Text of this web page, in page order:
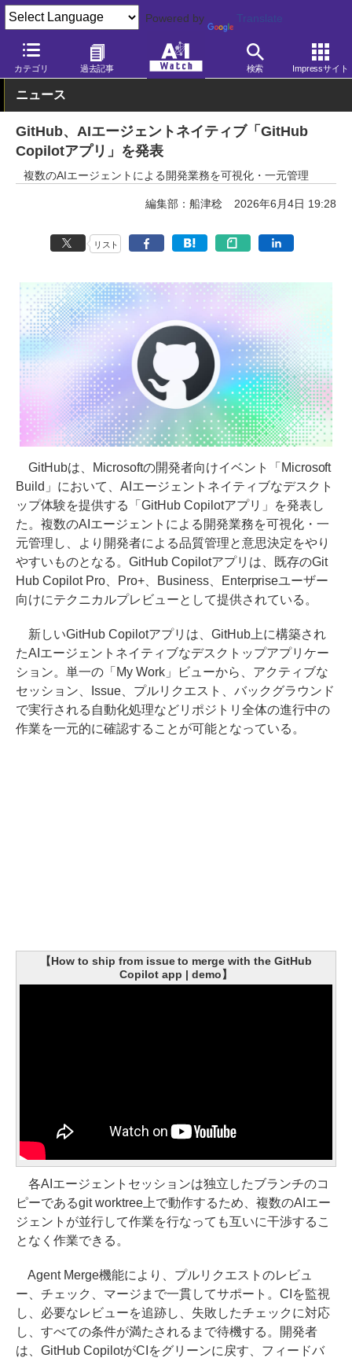
Powered by Translate
カテゴリ 過去記事 検索 Impressサイト
AI Watch AI活用 ビジネス・業務
ニュース
GitHub、AIエージェントネイティブ「GitHub
Copilotアプリ」を発表
複数のAIエージェントによる開発業務を可視化・一元管理
編集部：船津稔 2026年6月4日 19:28
リスト
GitHubは、Microsoftの開発者向けイベント「Microsoft
Build」において、AIエージェントネイティブなデスクト
ップ体験を提供する「GitHub Copilotアプリ」を発表し
た。複数のAIエージェントによる開発業務を可視化・一
元管理し、より開発者による品質管理と意思決定をやり
やすいものとなる。GitHub Copilotアプリは、既存のGit
Hub Copilot Pro、Pro+、Business、Enterpriseユーザー
向けにテクニカルプレビューとして提供されている。
新しいGitHub Copilotアプリは、GitHub上に構築され
たAIエージェントネイティブなデスクトップアプリケー
ション。単一の「My Work」ビューから、アクティブな
セッション、Issue、プルリクエスト、バックグラウンド
で実行される自動化処理などリポジトリ全体の進行中の
作業を一元的に確認することが可能となっている。
【How to ship from issue to merge with the GitHub
Copilot app | demo】
各AIエージェントセッションは独立したブランチのコ
ピーであるgit worktree上で動作するため、複数のAIエー
ジェントが並行して作業を行なっても互いに干渉するこ
となく作業できる。
Agent Merge機能により、プルリクエストのレビュ
ー、チェック、マージまで一貫してサポート。CIを監視
し、必要なレビューを追跡し、失敗したチェックに対応
し、すべての条件が満たされるまで待機する。開発者
は、GitHub CopilotがCIをグリーンに戻す、フィードバ